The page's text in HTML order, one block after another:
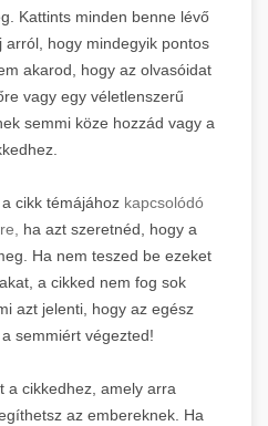
Kattints minden benne lévő
arról, hogy mindegyik pontos
akarod, hogy az olvasóidat
vagy egy véletlenszerű
semmi köze hozzád vagy a
cikk témájához kapcsolódó
ha azt szeretnéd, hogy a
Ha nem teszed be ezeket
a cikked nem fog sok
azt jelenti, hogy az egész
semmiért végezted!
a cikkedhez, amely arra
az embereknek. Ha